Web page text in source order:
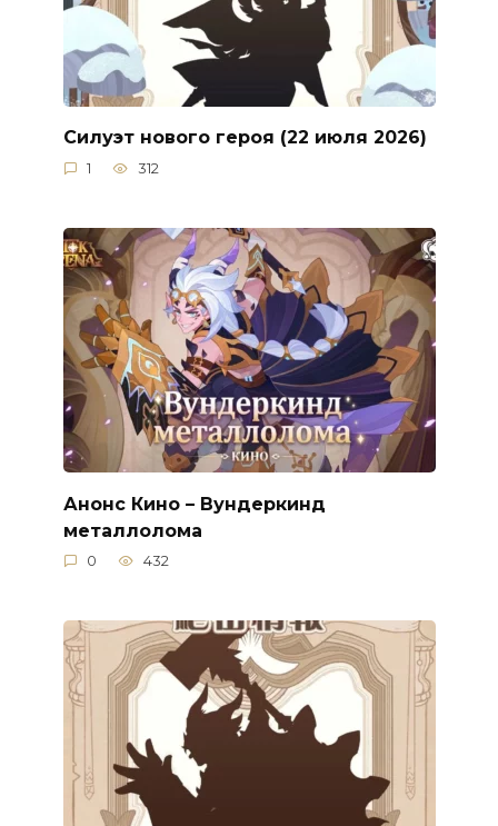
Силуэт нового героя (22 июля 2026)
1 312
Анонс Кино – Вундеркинд
металлолома
0 432